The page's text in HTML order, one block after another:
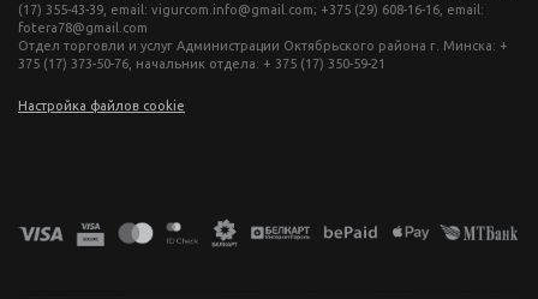
(17) 355-43-39, email: vigurcom.info@gmail.com; +375 (29) 608-16-16, email:
fotera78@gmail.com
Отдел торговли и услуг Администрации Октябрьского района г. Минска: +
375 (17) 373-50-76, начальник отдела: + 375 (17) 350-59-21
Настройка файлов cookie